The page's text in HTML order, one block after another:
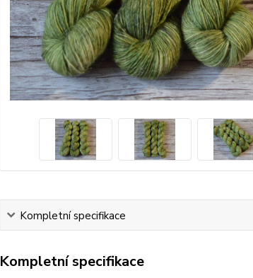
Kompletní specifikace
Kompletní specifikace